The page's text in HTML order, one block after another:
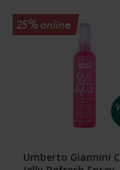
Umberto Giannini
25% online